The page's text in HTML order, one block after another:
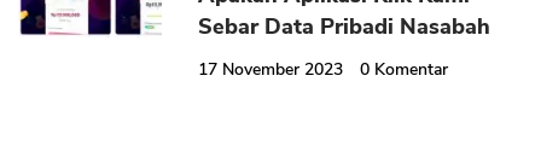
Sebar Data Pribadi Nasabah
17 November 2023 0 Komentar